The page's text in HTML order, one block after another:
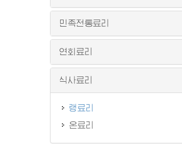
민족전통료리
연회료리
식사료리
랭료리
온료리